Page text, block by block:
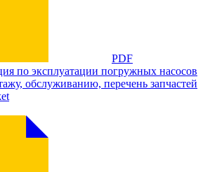
PDF
по эксплуатации погружных насосов
обслуживанию, перечень запчастей